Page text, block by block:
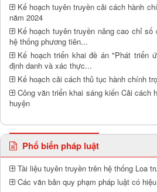
Kế hoạch tuyên truyền cải cách hành
năm 2024
Kế hoạch tuyên truyền nâng cao chỉ
hệ thống phương tiên...
Kế hoạch triển khai đề án "Phát triển
định danh và xác thực...
Kế hoạch cải cách thủ tục hành chính
Công văn triển khai sáng kiến Cải cách
huyện
Phổ biến pháp luật
Tài liệu tuyên truyền trên hệ thống Loa
Các văn bản quy phạm pháp luật có